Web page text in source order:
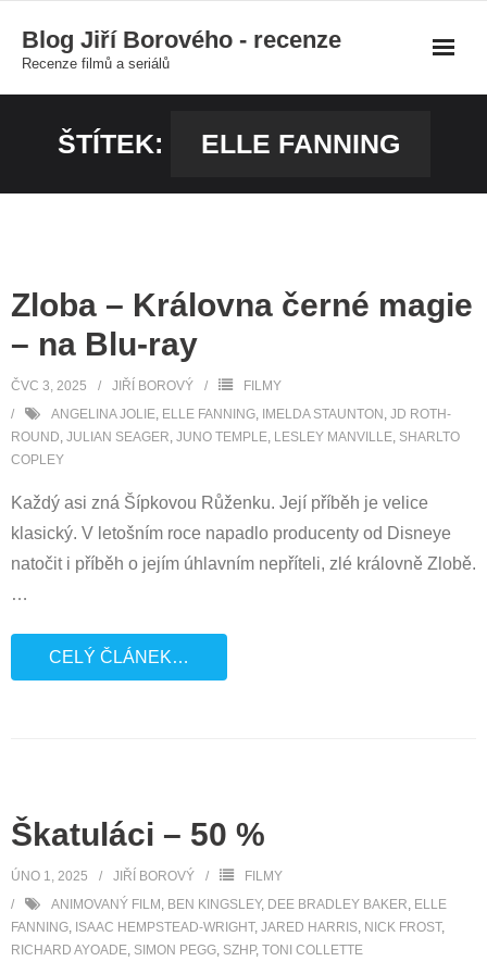
content
Blog Jiří Borového - recenze
Recenze filmů a seriálů
ŠTÍTEK: ELLE FANNING
Zloba – Královna černé magie
– na Blu-ray
ČVC 3, 2025 JIŘÍ BOROVÝ
FILMY
ANGELINA JOLIE, ELLE FANNING, IMELDA STAUNTON , JD ROTH-
ROUND, JULIAN SEAGER, JUNO TEMPLE, LESLEY MANVILLE, SHARLTO
COPLEY
Každý asi zná Šípkovou Růženku. Její příběh je velice
klasický. V letošním roce napadlo producenty od Disneye
natočit i příběh o jejím úhlavním nepříteli, zlé královně Zlobě.
…
CELÝ ČLÁNEK…
Škatuláci – 50 %
ÚNO 1, 2025 JIŘÍ BOROVÝ
FILMY
ANIMOVANÝ FILM , BEN KINGSLEY, DEE BRADLEY BAKER, ELLE
FANNING, ISAAC HEMPSTEAD-WRIGHT, JARED HARRIS, NICK FROST,
RICHARD AYOADE, SIMON PEGG, SZHP, TONI COLLETTE